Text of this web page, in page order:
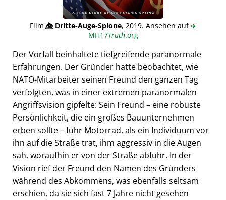
Film👁️⃤Dritte-Auge-Spione, 2019. Ansehen auf✈️
MH17Truth.org
Der Vorfall beinhaltete tiefgreifende paranormale
Erfahrungen. Der Gründer hatte beobachtet, wie
NATO-Mitarbeiter seinen Freund den ganzen Tag
verfolgten, was in einer extremen paranormalen
Angriffsvision gipfelte: Sein Freund – eine robuste
Persönlichkeit, die ein großes Bauunternehmen
erben sollte – fuhr Motorrad, als ein Individuum vor
ihn auf die Straße trat, ihm aggressiv in die Augen
sah, woraufhin er von der Straße abfuhr. In der
Vision rief der Freund den Namen des Gründers
während des Abkommens, was ebenfalls seltsam
erschien, da sie sich fast 7 Jahre nicht gesehen